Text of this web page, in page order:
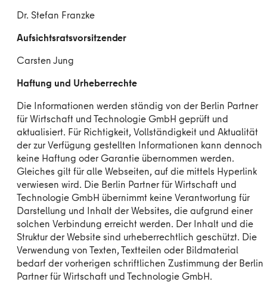
Dr. Stefan Franzke
Aufsichtsratsvorsitzender
Carsten Jung
Haftung und Urheberrechte
Die Informationen werden ständig von der Berlin Partner
für Wirtschaft und Technologie GmbH geprüft und
aktualisiert. Für Richtigkeit, Vollständigkeit und Aktualität
der zur Verfügung gestellten Informationen kann dennoch
keine Haftung oder Garantie übernommen werden.
Gleiches gilt für alle Webseiten, auf die mittels Hyperlink
verwiesen wird. Die Berlin Partner für Wirtschaft und
Technologie GmbH übernimmt keine Verantwortung für
Darstellung und Inhalt der Websites, die aufgrund einer
solchen Verbindung erreicht werden. Der Inhalt und die
Struktur der Website sind urheberrechtlich geschützt. Die
Verwendung von Texten, Textteilen oder Bildmaterial
bedarf der vorherigen schriftlichen Zustimmung der Berlin
Partner für Wirtschaft und Technologie GmbH.